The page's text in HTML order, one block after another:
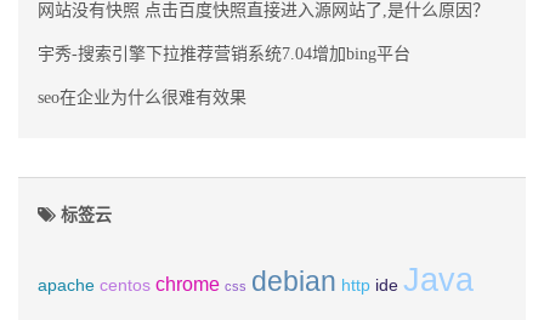
网站没有快照 点击百度快照直接进入源网站了,是什么原因？
宇秀-搜索引擎下拉推荐营销系统7.04增加bing平台
seo在企业为什么很难有效果
标签云
apache centos chrome css debian http ide Java